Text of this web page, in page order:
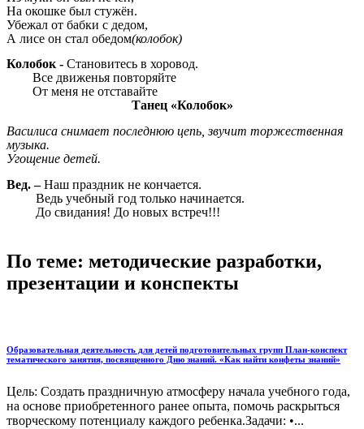
На окошке был стужён.
Убежал от бабки с дедом,
А лисе он стал обедом(колобок)
Колобок - Становитесь в хоровод.
Все движенья повторяйте
От меня не отставайте
Танец «Колобок»
Василиса снимает последнюю цепь, звучит торжественная
музыка.
Угощение детей.
Вед. –Наш праздник не кончается.
Ведь учебный год только начинается.
До свидания! До новых встреч!!!
По теме: методические разработки,
презентации и конспекты
Образовательная деятельность для детей подготовительных групп План-конспект
тематического занятия, посвященного Дню знаний. «Как найти конфеты знаний»
Цель: Создать праздничную атмосферу начала учебного года,
на основе приобретенного ранее опыта, помочь раскрыться
творческому потенциалу каждого ребенка.Задачи: •...